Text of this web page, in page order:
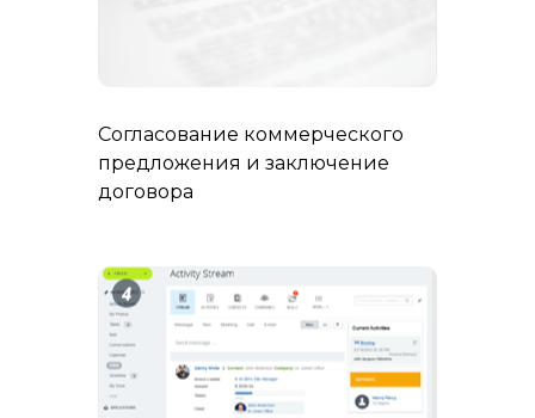
Согласование коммерческого
предложения и заключение
договора